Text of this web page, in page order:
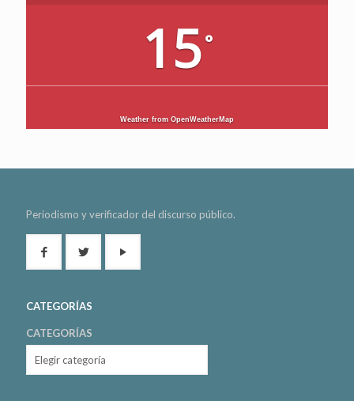
15°
Weather from OpenWeatherMap
Periodismo y verificador del discurso público.
CATEGORÍAS
CATEGORÍAS